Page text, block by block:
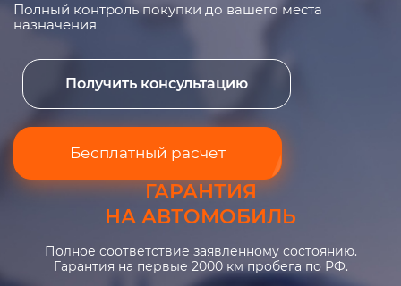
Полный контроль покупки до вашего места
назначения
Получить консультацию
Бесплатный расчет
ГАРАНТИЯ
НА АВТОМОБИЛЬ
Полное соответствие заявленному состоянию.
Гарантия на первые 2000 км пробега по РФ.